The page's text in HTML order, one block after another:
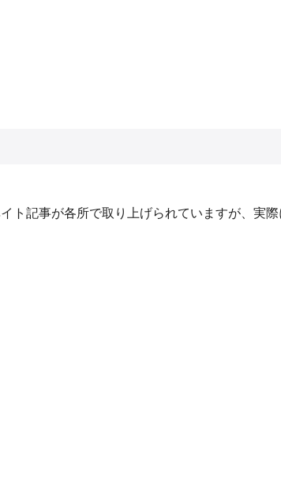
記事が各所で取り上げられていますが、実